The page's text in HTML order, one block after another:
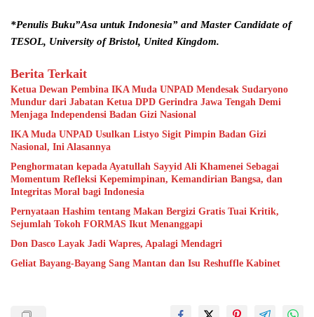
*Penulis Buku”Asa untuk Indonesia” and Master Candidate of
TESOL, University of Bristol, United Kingdom.
Berita Terkait
Ketua Dewan Pembina IKA Muda UNPAD Mendesak Sudaryono
Mundur dari Jabatan Ketua DPD Gerindra Jawa Tengah Demi
Menjaga Independensi Badan Gizi Nasional
IKA Muda UNPAD Usulkan Listyo Sigit Pimpin Badan Gizi
Nasional, Ini Alasannya
Penghormatan kepada Ayatullah Sayyid Ali Khamenei Sebagai
Momentum Refleksi Kepemimpinan, Kemandirian Bangsa, dan
Integritas Moral bagi Indonesia
Pernyataan Hashim tentang Makan Bergizi Gratis Tuai Kritik,
Sejumlah Tokoh FORMAS Ikut Menanggapi
Don Dasco Layak Jadi Wapres, Apalagi Mendagri
Geliat Bayang-Bayang Sang Mantan dan Isu Reshuffle Kabinet